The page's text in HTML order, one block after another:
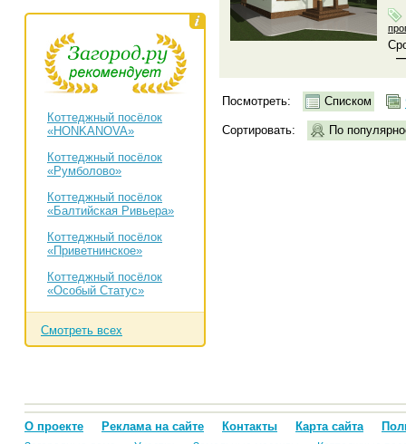
Коттеджный посёлок
«HONKANOVA»
Коттеджный посёлок
«Румболово»
Коттеджный посёлок
«Балтийская Ривьера»
Коттеджный посёлок
«Приветнинское»
Коттеджный посёлок
«Особый Статус»
Смотреть всех
—
Посмотреть: Списком
Сортировать: По
О проекте Реклама на сайте Контакты Карта сайта